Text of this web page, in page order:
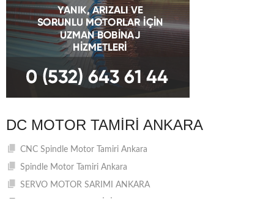
DC MOTOR TAMIRI ANKARA
CNC Spindle Motor Tamiri Ankara
Spindle Motor Tamiri Ankara
SERVO MOTOR SARIMI ANKARA